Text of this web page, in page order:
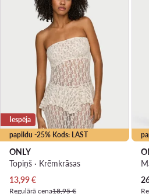
papildu -25% Kods: LAST
Iespēja
ONLY
Topiņš · Krēmkrāsas
Pašreizējā cena
13,99€
Regulārā cena18,95 €